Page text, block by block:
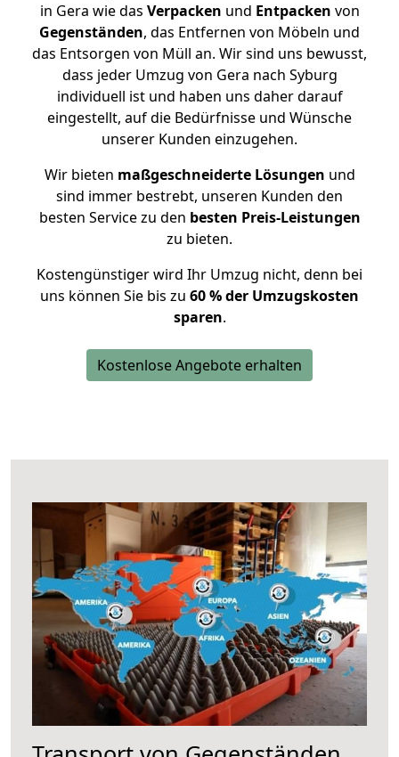
in Gera wie das Verpacken und Entpacken von
Gegenständen, das Entfernen von Möbeln und
das Entsorgen von Müll an. Wir sind uns bewusst,
dass jeder Umzug von Gera nach Syburg
individuell ist und haben uns daher darauf
eingestellt, auf die Bedürfnisse und Wünsche
unserer Kunden einzugehen.
Wir bieten maßgeschneiderte Lösungen und
sind immer bestrebt, unseren Kunden den
besten Service zu den besten Preis-Leistungen
zu bieten.
Kostengünstiger wird Ihr Umzug nicht, denn bei
uns können Sie bis zu 60 % der Umzugskosten
sparen.
Kostenlose Angebote erhalten